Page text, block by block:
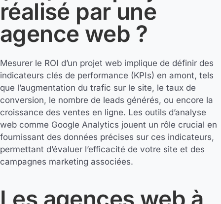
réalisé par une
agence web ?
Mesurer le ROI d’un projet web implique de définir des
indicateurs clés de performance (KPIs) en amont, tels
que l’augmentation du trafic sur le site, le taux de
conversion, le nombre de leads générés, ou encore la
croissance des ventes en ligne. Les outils d’analyse
web comme Google Analytics jouent un rôle crucial en
fournissant des données précises sur ces indicateurs,
permettant d’évaluer l’efficacité de votre site et des
campagnes marketing associées.